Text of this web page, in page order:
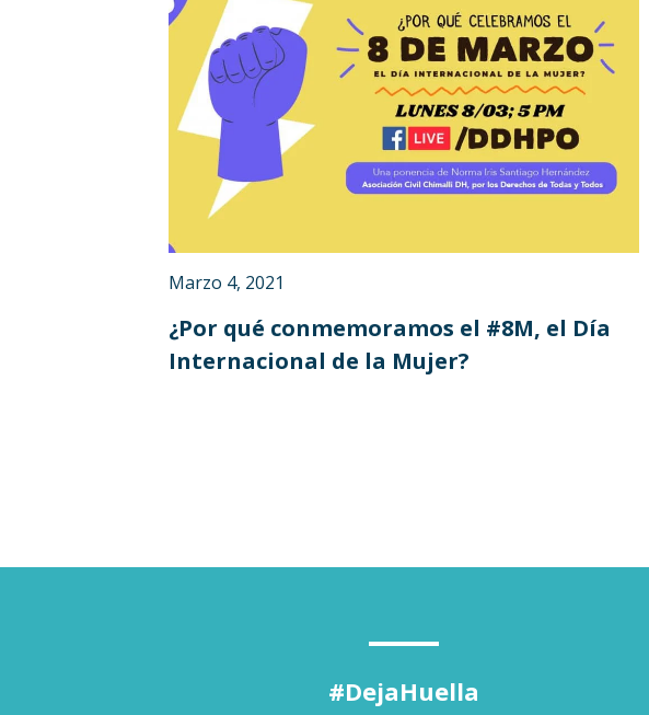
Marzo 4, 2021
¿Por qué conmemoramos el #8M, el Día
Internacional de la Mujer?
#DejaHuella